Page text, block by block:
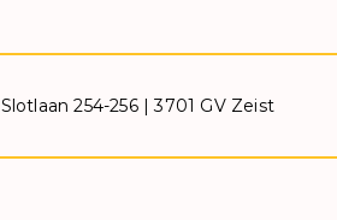
Slotlaan 254-256 | 3701 GV Zeist